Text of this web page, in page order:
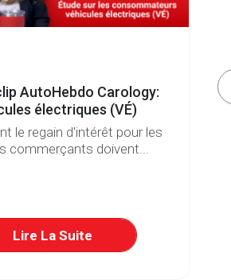
AutoHebdo Carology:
électriques (VÉ)
le regain d'intérêt pour les
commerçants doivent...
Lire La Suite